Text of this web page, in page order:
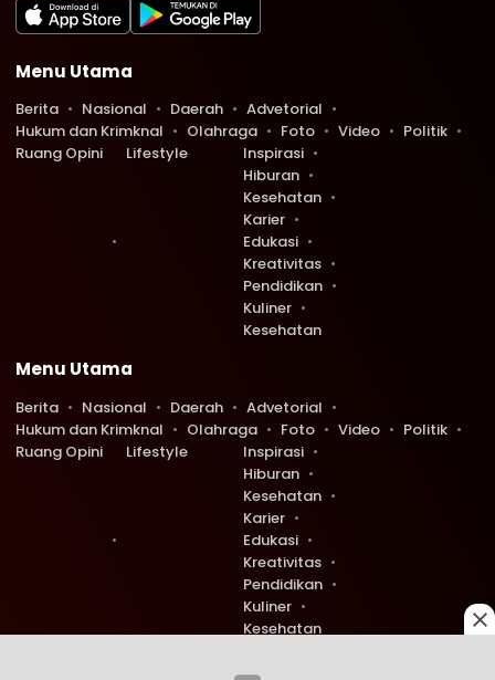
Menu Utama
Berita Nasional Daerah
Advetorial
Hukum dan Krimknal
Olahraga Foto Video
Politik
Ruang Opini
Lifestyle
Inspirasi
Hiburan
Kesehatan
Karier
Edukasi
Kreativitas
Pendidikan
Kuliner
Kesehatan
Menu Utama
Berita Nasional Daerah
Advetorial
Hukum dan Krimknal
Olahraga Foto Video
Politik
Ruang Opini
Lifestyle
Inspirasi
Hiburan
Kesehatan
Karier
Edukasi
Kreativitas
Pendidikan
Kuliner
Kesehatan